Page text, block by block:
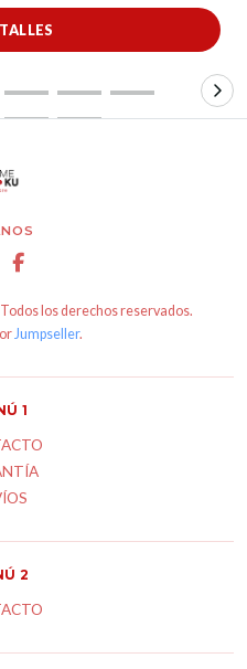
los derechos reservados.
Jumpseller.
1
2